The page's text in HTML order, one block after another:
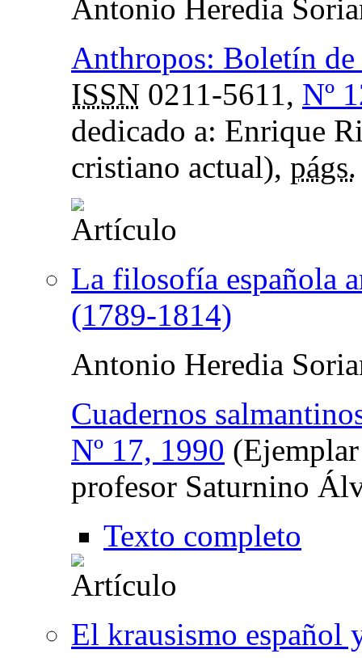
Antonio Heredia
Anthropos: Boletín
ISSN 0211-5611, Nº
dedicado a: Enrique
cristiano actual), págs.
La filosofía española
(1789-1814)
Antonio Heredia
Cuadernos
Nº 17, 1990
profesor Saturnino
Texto completo
El krausismo español